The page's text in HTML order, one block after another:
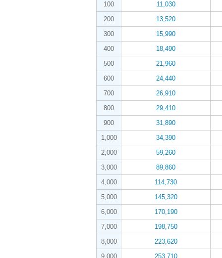
100
11,030
200
13,520
300
15,990
400
18,490
500
21,960
600
24,440
700
26,910
800
29,410
900
31,890
1,000
34,390
2,000
59,260
3,000
89,860
4,000
114,730
5,000
145,320
6,000
170,190
7,000
198,750
8,000
223,620
9,000
253,710